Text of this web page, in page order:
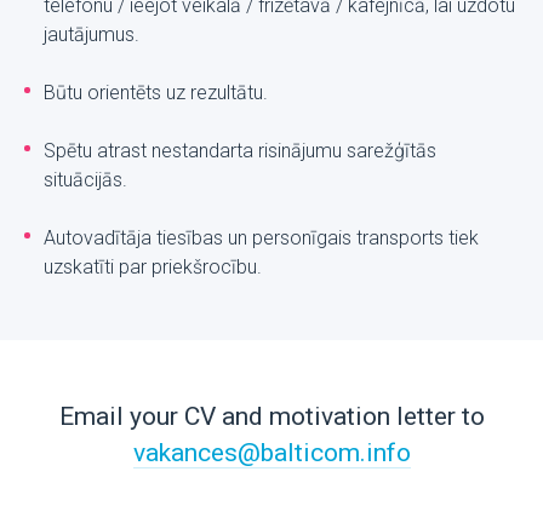
telefonu / ieejot veikalā / frizētavā / kafejnīcā, lai uzdotu
jautājumus.
Būtu orientēts uz rezultātu.
Spētu atrast nestandarta risinājumu sarežģītās
situācijās.
Autovadītāja tiesības un personīgais transports tiek
uzskatīti par priekšrocību.
Email your CV and motivation letter to
vakances@balticom.info